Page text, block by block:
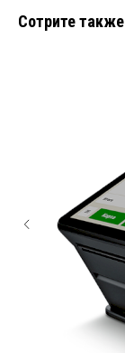
Сотрите также